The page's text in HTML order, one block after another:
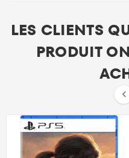
LES CLIENTS
PRODUIT
